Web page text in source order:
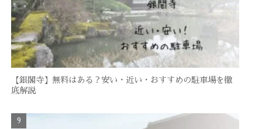
【銀閣寺】無料はある？安い・近い・おすすめの駐車場を徹
底解説